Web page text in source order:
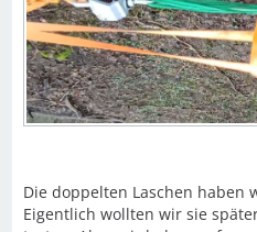
Die doppelten Laschen haben
Eigentlich wollten wir sie